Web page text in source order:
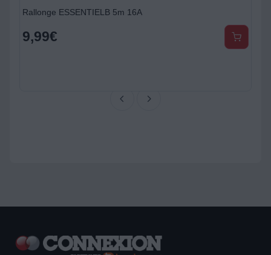
Rallonge ESSENTIELB 5m 16A
9,99€